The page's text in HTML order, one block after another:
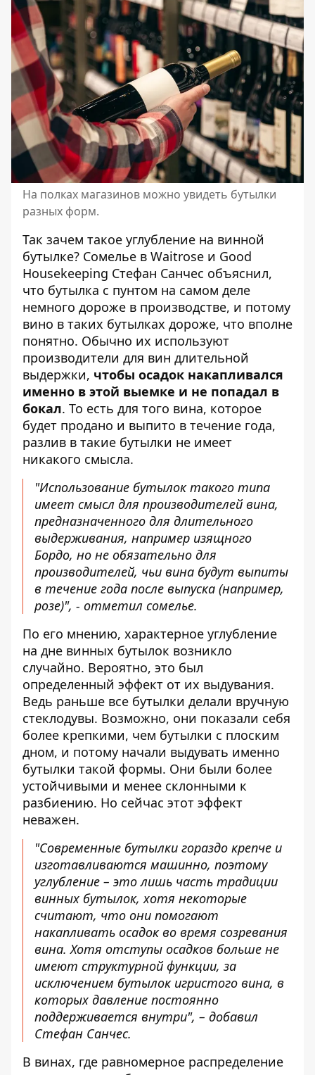
На полках магазинов можно увидеть бутылки
разных форм.
Так зачем такое углубление на винной
бутылке? Сомелье в Waitrose и Good
Housekeeping Стефан Санчес объяснил,
что бутылка с пунтом на самом деле
немного дороже в производстве, и потому
вино в таких бутылках дороже, что вполне
понятно. Обычно их используют
производители для вин длительной
выдержки, чтобы осадок накапливался
именно в этой выемке и не попадал в
бокал. То есть для того вина, которое
будет продано и выпито в течение года,
разлив в такие бутылки не имеет
никакого смысла.
"Использование бутылок такого типа
имеет смысл для производителей вина,
предназначенного для длительного
выдерживания, например изящного
Бордо, но не обязательно для
производителей, чьи вина будут выпиты
в течение года после выпуска (например,
розе)", - отметил сомелье.
По его мнению, характерное углубление
на дне винных бутылок возникло
случайно. Вероятно, это был
определенный эффект от их выдувания.
Ведь раньше все бутылки делали вручную
стеклодувы. Возможно, они показали себя
более крепкими, чем бутылки с плоским
дном, и потому начали выдувать именно
бутылки такой формы. Они были более
устойчивыми и менее склонными к
разбиению. Но сейчас этот эффект
неважен.
"Современные бутылки гораздо крепче и
изготавливаются машинно, поэтому
углубление – это лишь часть традиции
винных бутылок, хотя некоторые
считают, что они помогают
накапливать осадок во время созревания
вина. Хотя отступы осадков больше не
имеют структурной функции, за
исключением бутылок игристого вина, в
которых давление постоянно
поддерживается внутри", – добавил
Стефан Санчес.
В винах, где равномерное распределение